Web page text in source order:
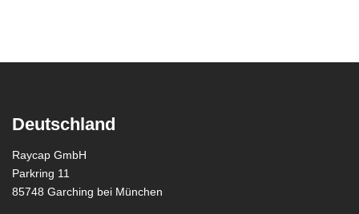
Deutschland
Raycap GmbH
Parkring 11
85748 Garching bei München